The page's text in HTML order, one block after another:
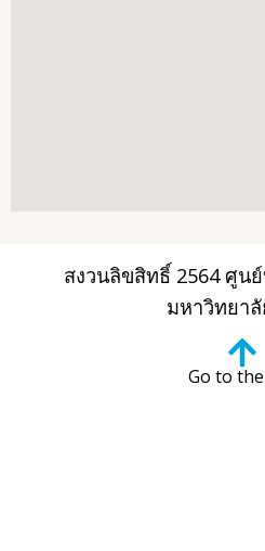
สงวนลิขสิทธิ์ 2564 ศูน
มหาวิทยา
Go to